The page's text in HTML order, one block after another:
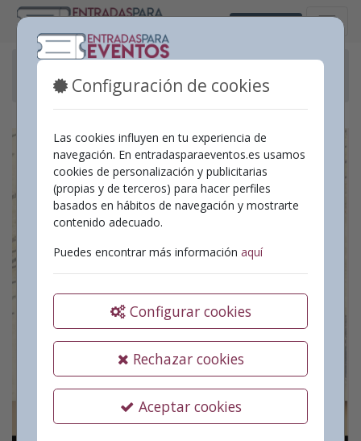
Configuración de cookies
Las cookies influyen en tu experiencia de
navegación. En entradasparaeventos.es usamos
cookies de personalización y publicitarias
(propias y de terceros) para hacer perfiles
basados en hábitos de navegación y mostrarte
contenido adecuado.
Puedes encontrar más información aquí
Configurar cookies
Rechazar cookies
Aceptar cookies
Castellano
Concert Orquesta de púa y pulso Grupetto